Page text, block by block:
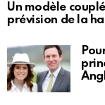
Un modèle
prévision de la